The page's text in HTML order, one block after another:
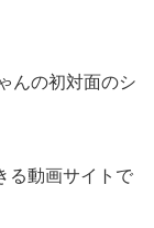
んの初対面のシ
る動画サイトで